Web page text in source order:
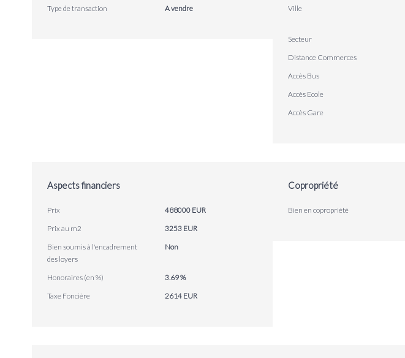
Type de transaction
A vendre
Ville
Secteur
Distance Commerces
Accès Bus
Accès Ecole
Accès Gare
Aspects financiers
Prix
488000 EUR
Prix au m2
3253 EUR
Bien soumis à l'encadrement
des loyers
Non
Honoraires (en %)
3.69 %
Taxe Foncière
2614 EUR
Copropriété
Bien en copropriété